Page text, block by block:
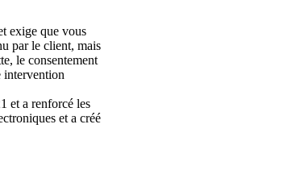
exige que vous
par le client, mais
le consentement
intervention
et a renforcé les
et a créé